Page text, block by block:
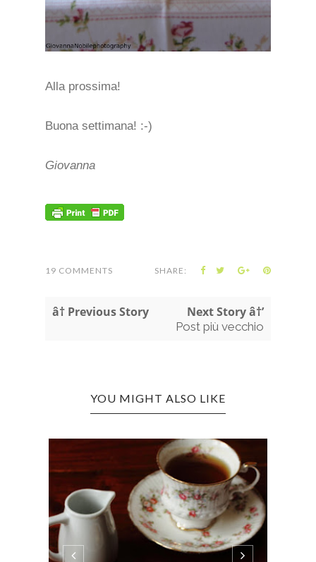
Alla prossima!
Buona settimana! :-)
Giovanna
19 COMMENTS SHARE:
â† Previous Story Next Story â†’
Post più vecchio
YOU MIGHT ALSO LIKE